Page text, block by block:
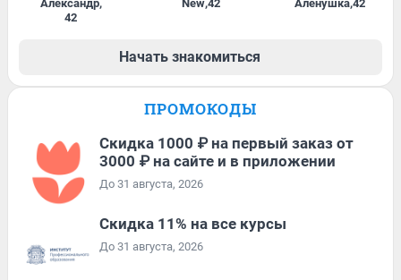
Александр,
42
New,42 Алёнушка,42
Начать знакомиться
ПРОМОКОДЫ
Скидка 1000 ₽ на первый заказ от
3000 ₽ на сайте и в приложении
До 31 августа, 2026
Скидка 11% на все курсы
До 31 августа, 2026